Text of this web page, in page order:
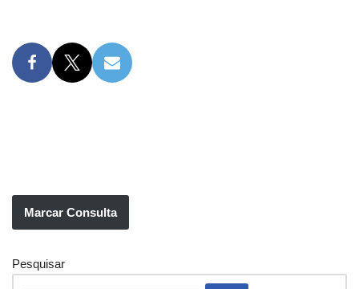
Marcar Consulta
Pesquisar